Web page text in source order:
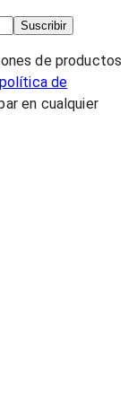
Suscribir
de productos
política de
en cualquier